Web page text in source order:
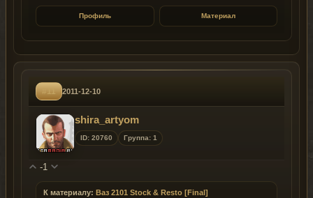
Профиль Материал
#11 2011-12-10
shira_artyom
ID: 20760 Группа: 1
-1
К материалу: Ваз 2101 Stock & Resto [Final]